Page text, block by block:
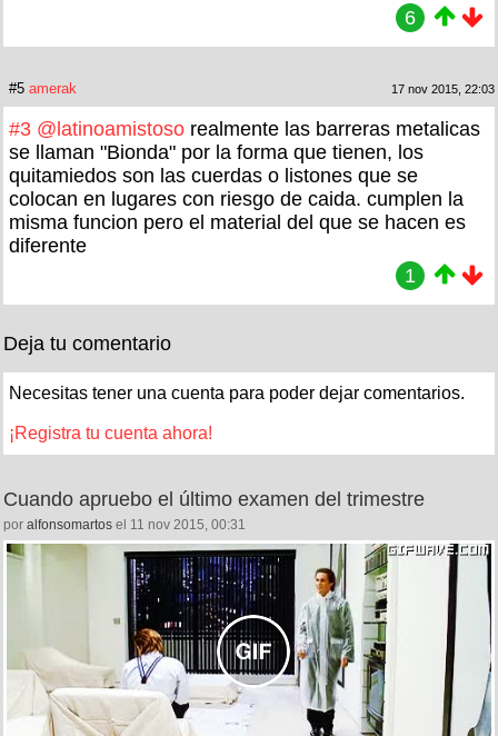
6
#5 amerak 17 nov 2015, 22:03
#3 @latinoamistoso realmente las barreras metalicas
se llaman "Bionda" por la forma que tienen, los
quitamiedos son las cuerdas o listones que se
colocan en lugares con riesgo de caida. cumplen la
misma funcion pero el material del que se hacen es
diferente
1
Deja tu comentario
Necesitas tener una cuenta para poder dejar comentarios.
¡Registra tu cuenta ahora!
Cuando apruebo el último examen del trimestre
por alfonsomartos el 11 nov 2015, 00:31